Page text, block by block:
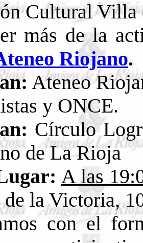
Cultural Villa
más de la
Riojano.
Ateneo
y ONCE.
Círculo
de La Rioja
A las
de la Victoria,
con el